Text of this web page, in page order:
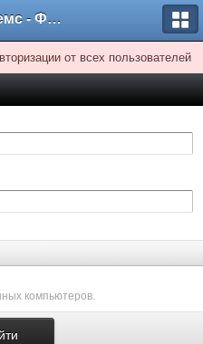
Кейсистемс - Форумы
от всех пользователей
компьютеров.